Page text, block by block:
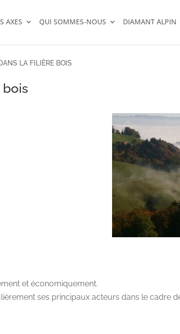
AXES QUI SOMMES-NOUS DIAMANT ALPIN
LA FILIÈRE BOIS
et économiquement.
ses principaux acteurs dans le cadre